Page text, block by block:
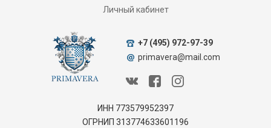
Личный кабинет
ИНН 773579952397
ОГРНИП 313774633601196
+7 (495) 972-97-39
primavera@mail.com